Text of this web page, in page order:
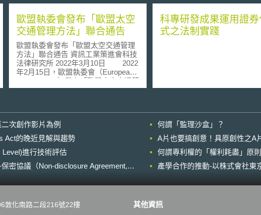
歐盟執委會發布「歐盟太空
交通管理方法」聯合通告
歐盟執委會發布「歐盟太空交通管理
方法」聯合通告 資訊工業策進會科技
法律研究所 2022年3月10日 2022
年2月15日，歐盟執委會（European
Commission）發布「歐盟太空交通管
理方法（An EU Approach for Space
成熟，以及私人太空活動發展，地球
軌道上之衛星數量呈現指數成長，嚴
重威脅歐盟及其成員國的太空資產韌
性（resilience）與安全性，亦使太空
交通管理（Space Traffic
Management, STM）成為具有優先性
執委會發布聯合通告，希望能確立歐
性與產業競爭力的同時，提升太空使
科專研發成果運用證
式之法制實踐
次創作影片為例
何謂「監理沙盒」？
Act的晚近見解與趨勢
A片也要搞創意！具原創性之A
Level)進行技術評估
何謂專利權的「權利耗盡」原
密協議（Non-disclosure Agreement,
產學合作的推動-以株式會社東
敦化南路二段216號22樓
其他資訊